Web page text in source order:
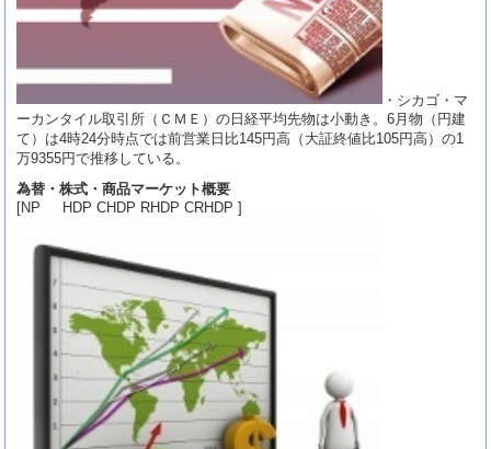
・シカゴ・マ
ーカンタイル取引所（ＣＭＥ）の日経平均先物は小動き。6月物（円建
て）は4時24分時点では前営業日比145円高（大証終値比105円高）の1
万9355円で推移している。
為替・株式・商品マーケット概要
[NP HDP CHDP RHDP CRHDP ]